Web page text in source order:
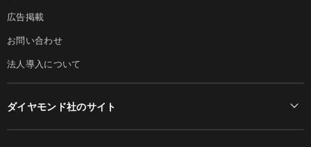
広告掲載
お問い合わせ
法人導入について
ダイヤモンド社のサイト